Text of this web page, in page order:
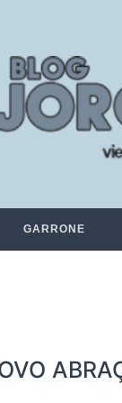
GARRONE